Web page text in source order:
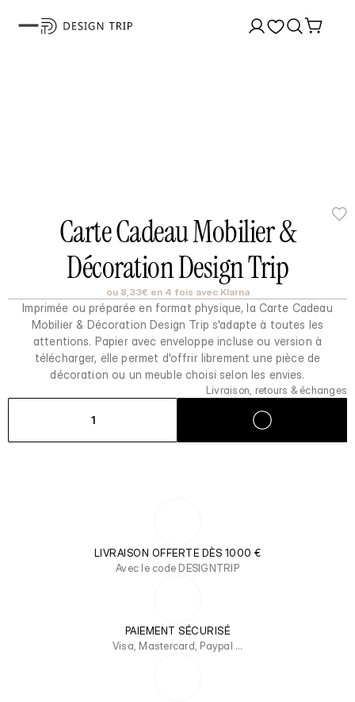
Carte Cadeau Mobilier &
Décoration Design Trip
ou 8,33€ en 4 fois avec Klarna
Imprimée ou préparée en format physique, la Carte Cadeau
Mobilier & Décoration Design Trip s'adapte à toutes les
attentions. Papier avec enveloppe incluse ou version à
télécharger, elle permet d'offrir librement une pièce de
décoration ou un meuble choisi selon les envies.
Livraison, retours & échanges
1
LIVRAISON OFFERTE DÈS 1000 €
Avec le code DESIGNTRIP
PAIEMENT SÉCURISÉ
Visa, Mastercard, Paypal …